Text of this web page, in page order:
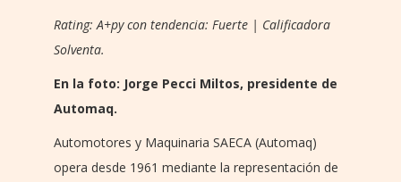
Rating: A+py con tendencia: Fuerte | Calificadora
Solventa.
En la foto: Jorge Pecci Miltos, presidente de
Automaq.
Automotores y Maquinaria SAECA (Automaq)
opera desde 1961 mediante la representación de